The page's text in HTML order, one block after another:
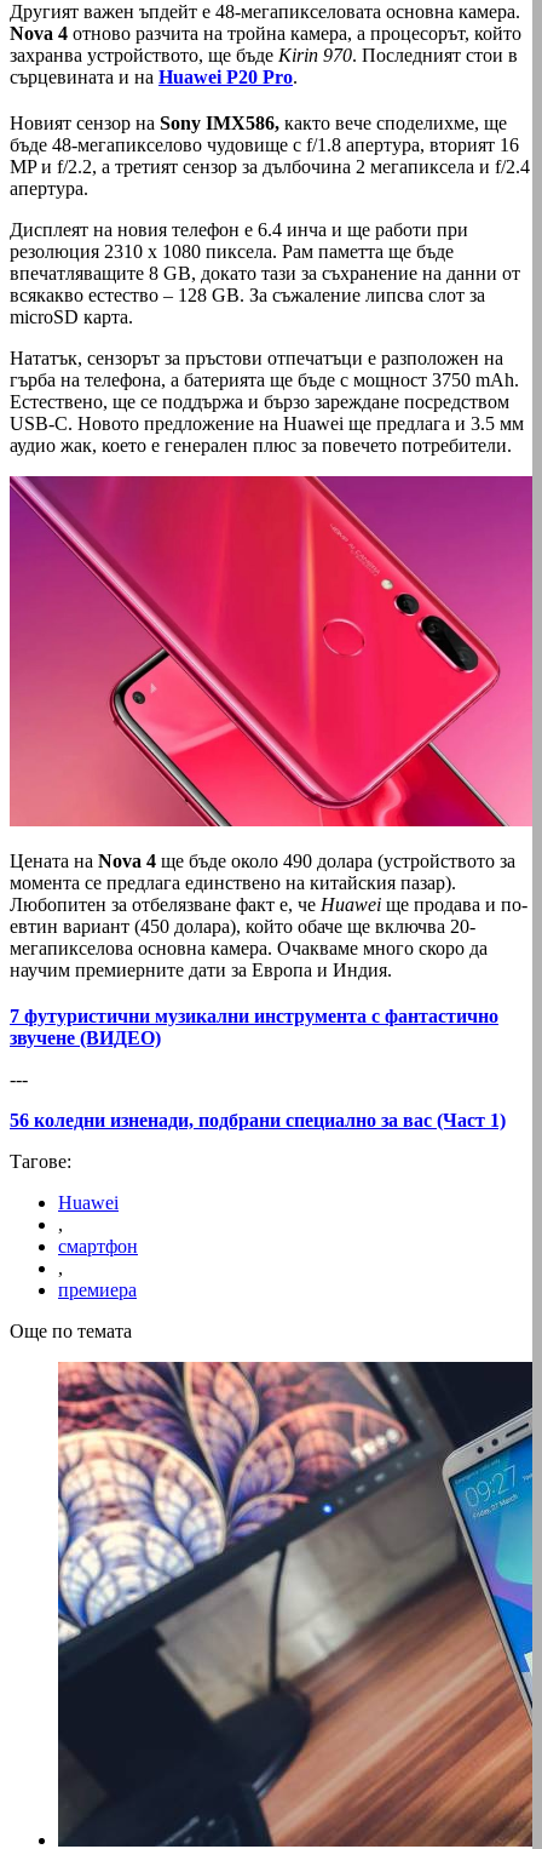
Другият важен ъпдейт е 48-мегапикселовата основна камера.
Nova 4 отново разчита на тройна камера, а процесорът, който
захранва устройството, ще бъде Kirin 970. Последният стои в
сърцевината и на Huawei P20 Pro.
Новият сензор на Sony IMX586, както вече споделихме, ще
бъде 48-мегапикселово чудовище с f/1.8 апертура, вторият 16
MP и f/2.2, а третият сензор за дълбочина 2 мегапиксела и f/2.4
апертура.
Дисплеят на новия телефон е 6.4 инча и ще работи при
резолюция 2310 x 1080 пиксела. Рам паметта ще бъде
впечатляващите 8 GB, докато тази за съхранение на данни от
всякакво естество – 128 GB. За съжаление липсва слот за
microSD карта.
Нататък, сензорът за пръстови отпечатъци е разположен на
гърба на телефона, а батерията ще бъде с мощност 3750 mAh.
Естествено, ще се поддържа и бързо зареждане посредством
USB-C. Новото предложение на Huawei ще предлага и 3.5 мм
аудио жак, което е генерален плюс за повечето потребители.
Цената на Nova 4 ще бъде около 490 долара (устройството за
момента се предлага единствено на китайския пазар).
Любопитен за отбелязване факт е, че Huawei ще продава и по-
евтин вариант (450 долара), който обаче ще включва 20-
мегапикселова основна камера. Очакваме много скоро да
научим премиерните дати за Европа и Индия.
7 футуристични музикални инструмента с фантастично
звучене (ВИДЕО)
---
56 коледни изненади, подбрани специално за вас (Част 1)
Тагове:
Huawei
,
смартфон
,
премиера
Още по темата